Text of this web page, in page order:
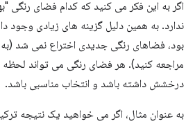
اگر به این فکر می کنید که کدام فضای رنگی
ندارد. به همین دلیل گزینه های زیادی وجود
بود، فضاهای رنگی جدیدی اختراع نمی شد (به
مراجعه کنید). هر فضای رنگی می تواند لحظه
درخشش داشته باشد و انتخاب مناسبی باشد.
به عنوان مثال، اگر می خواهید یک نتیجه